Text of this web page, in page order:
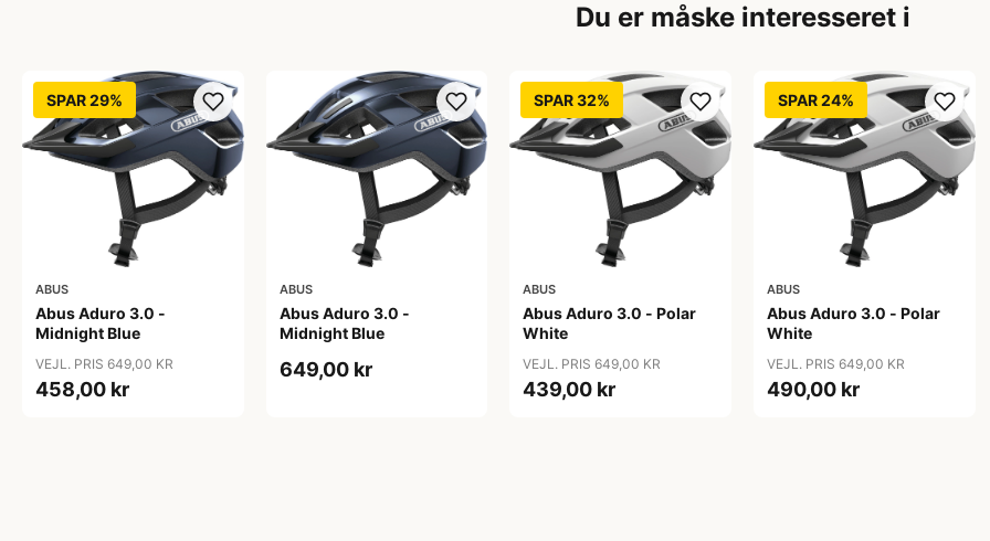
Du er måske interesseret i
SPAR 29%
ABUS
Abus Aduro 3.0 -
Midnight Blue
VEJL. PRIS 649,00 KR
458,00 kr
ABUS
Abus Aduro 3.0 -
Midnight Blue
649,00 kr
SPAR 32%
ABUS
Abus Aduro 3.0 - Polar
White
VEJL. PRIS 649,00 KR
439,00 kr
SPAR 24%
ABUS
Abus Aduro 3.0 - Polar
White
VEJL. PRIS 649,00 KR
490,00 kr